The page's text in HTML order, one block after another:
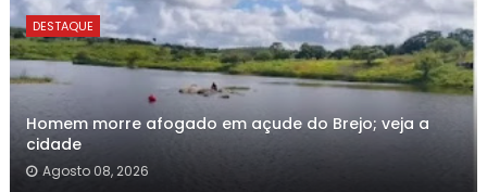
DESTAQUE
Homem morre afogado em açude do Brejo; veja a
cidade
Agosto 08, 2026